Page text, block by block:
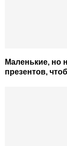
Маленькие, но
презентов,